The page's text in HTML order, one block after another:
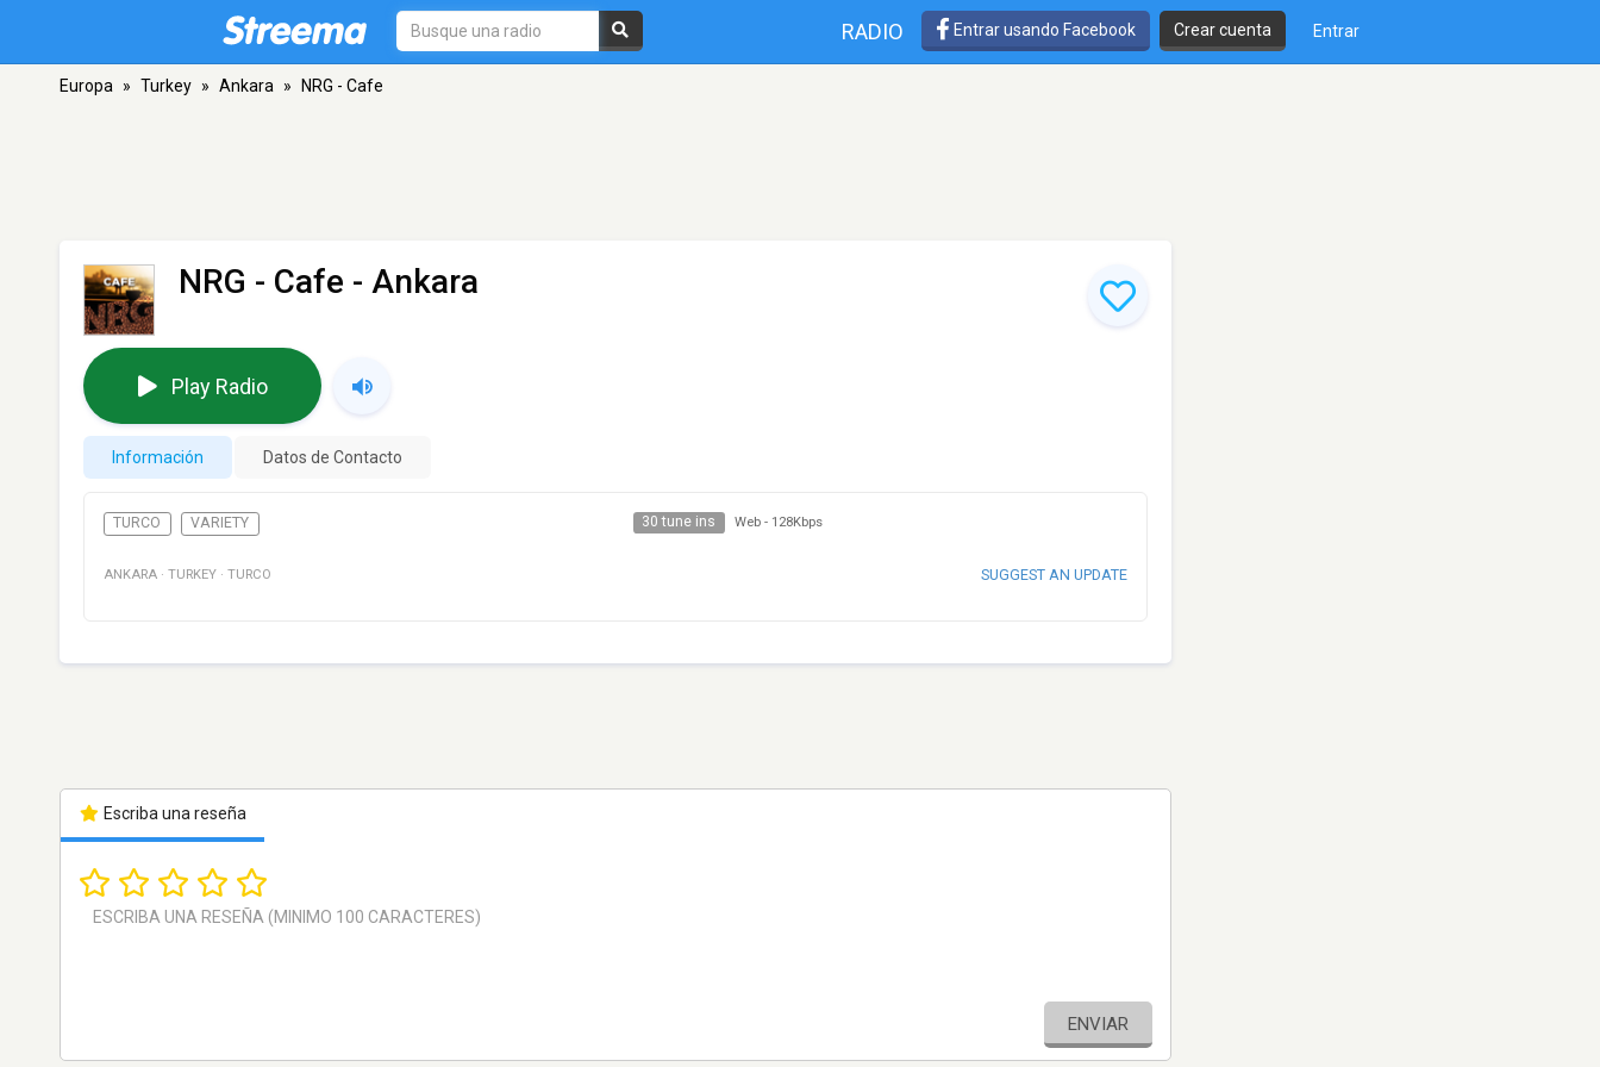
RADIO Entrar usando Facebook Crear cuenta Entrar
Europa » Turkey » Ankara » NRG - Cafe
NRG - Cafe - Ankara
Play Radio
Información Datos de Contacto
TURCO VARIETY 30 tune ins Web - 128Kbps
ANKARA · TURKEY · TURCO SUGGEST AN UPDATE
Escriba una reseña
ENVIAR